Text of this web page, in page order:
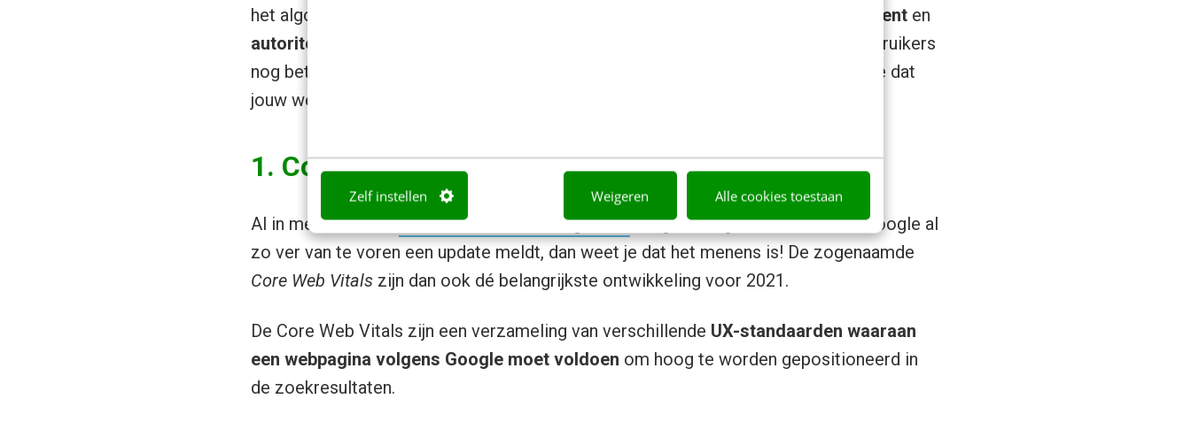
Zelf instellen Weigeren Alle cookies toestaan
het algoritme allemaal op let. De
contenten
autoriteit
. Binnen deze pijlers vinden elk jaar de nodige wijzigingen plaats om gebruikers
nog betere resultaten voor te schotelen. Door in te spelen op deze trends, zorg je dat
jouw website ook in 2021 SEO-proof blijft!
1. Core Web Vitals
Al in mei werd eennieuwe officiële rankingfactoraangekondigd voor 2021. Als Google al
zo ver van te voren een update meldt, dan weet je dat het menens is! De zogenaamde
Core Web Vitalszijn dan ook dé belangrijkste ontwikkeling voor 2021.
De Core Web Vitals zijn een verzameling van verschillende UX-standaarden waaraan
een webpagina volgens Google moet voldoen om hoog te worden gepositioneerd in
de zoekresultaten.